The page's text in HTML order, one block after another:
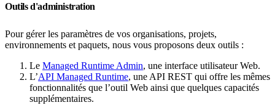
Outils d'administration
Pour gérer les paramètres de vos organisations, projets,
environnements et paquets, nous vous proposons deux outils :
Le Managed Runtime Admin, une interface utilisateur Web.
L’API Managed Runtime, une API REST qui offre les mêmes
fonctionnalités que l’outil Web ainsi que quelques capacités
supplémentaires.